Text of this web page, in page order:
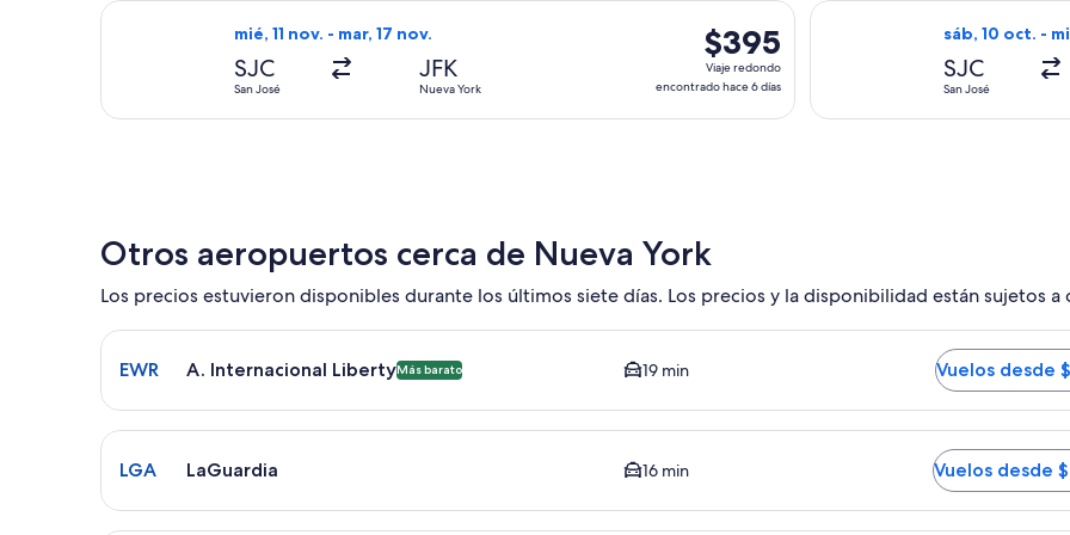
día
mié, 11 nov. - mar, 17 nov.
SJC
San José
JFK
Nueva York
$395
Viaje
redondo,
encontrado
$395
Viaje redondo
encontrado hace 6 días
Seleccionar vuelo de Alaska Airlines, con salida el mié, 11 nov. desde San José hacia Nueva
sáb, 10 oct. -
SJC
San José
Seleccionar
Otros aeropuertos cerca de Nueva York
Los precios estuvieron disponibles durante los últimos siete días. Los precios y la disponibilidad están sujetos a
Seleccionar vuelo a A. Internacional Liberty EWR. Opción más barata disponible. El tiempo promedio del
EWR A. Internacional LibertyMás barato 19 min Vuelos desde
Seleccionar vuelo a LaGuardia LGA. El tiempo promedio del trayecto en auto al centro es de 16 minutos. Vuelos
LGA LaGuardia 16 min Vuelos desde